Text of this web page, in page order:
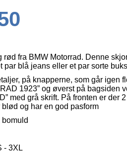
rød fra BMW Motorrad. Denne
blå jeans eller et par sorte
på knapperne, som går igen
1923” og øverst på bagsiden
med grå skrift. På fronten er der
og har en god pasform
- 3XL